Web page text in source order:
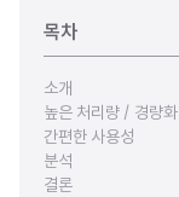
목차
소개
높은 처리량 / 경량화
간편한 사용성
분석
결론